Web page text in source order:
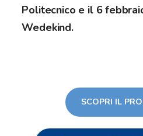
Politecnico e il 6
Wedekind.
SCOPRI IL